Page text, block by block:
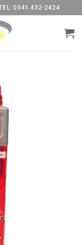
0341 432-2424